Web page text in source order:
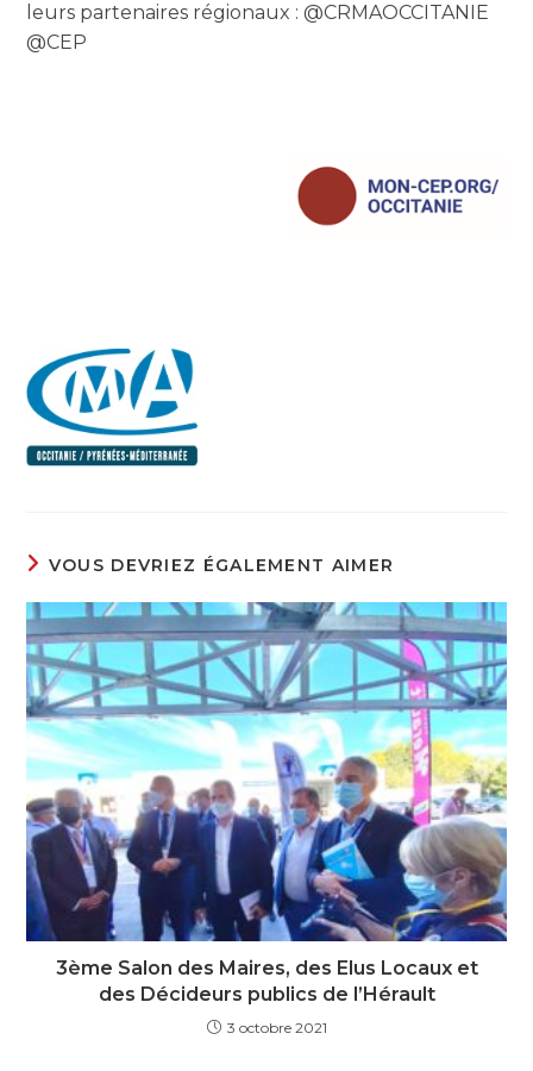
leurs partenaires régionaux : @CRMAOCCITANIE
@CEP
VOUS DEVRIEZ ÉGALEMENT AIMER
3ème Salon des Maires, des Elus Locaux et
des Décideurs publics de l’Hérault
3 octobre 2021